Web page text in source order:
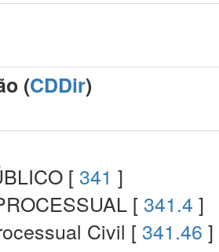
(CDDir)
[ 341 ]
[ 341.4 ]
Civil [ 341.46 ]